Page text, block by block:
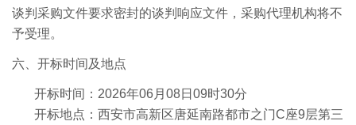
谈判采购文件要求密封的谈判响应文件，采购代理机构将不
予受理。
六、 开标时间及地点
开标时间： 2026年06月 08日 09时30分
开标地点：西安市高新区唐延南路都市之门C座9层第三